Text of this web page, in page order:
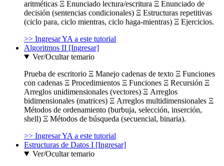
aritméticas Ξ Enunciado lectura/escritura Ξ Enunciado de
decisión (sentencias condicionales) Ξ Estructuras repetitivas
(ciclo para, ciclo mientras, ciclo haga-mientras) Ξ Ejercicios.
>> Ingresar YA a este tutorial
Algoritmos II [Ingresar]
Ver/Ocultar temario
Prueba de escritorio Ξ Manejo cadenas de texto Ξ Funciones
con cadenas Ξ Procedimientos Ξ Funciones Ξ Recursión Ξ
Arreglos unidimensionales (vectores) Ξ Arreglos
bidimensionales (matrices) Ξ Arreglos multidimensionales Ξ
Métodos de ordenamiento (burbuja, selección, inserción,
shell) Ξ Métodos de búsqueda (secuencial, binaria).
>> Ingresar YA a este tutorial
Estructuras de Datos I [Ingresar]
Ver/Ocultar temario